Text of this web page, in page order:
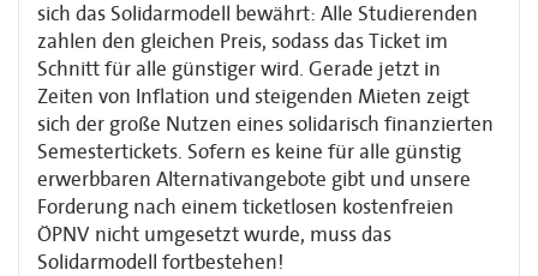
sich das Solidarmodell bewährt: Alle Studierenden
zahlen den gleichen Preis, sodass das Ticket im
Schnitt für alle günstiger wird. Gerade jetzt in
Zeiten von Inflation und steigenden Mieten zeigt
sich der große Nutzen eines solidarisch finanzierten
Semestertickets. Sofern es keine für alle günstig
erwerbbaren Alternativangebote gibt und unsere
Forderung nach einem ticketlosen kostenfreien
ÖPNV nicht umgesetzt wurde, muss das
Solidarmodell fortbestehen!